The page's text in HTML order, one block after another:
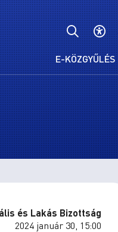
E-KÖZGYŰLÉS
és Lakás Bizottság
2024 január 30, 15:00